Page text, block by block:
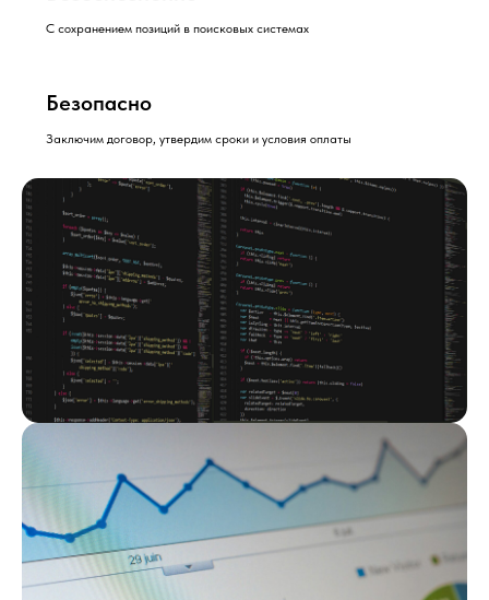
С сохранением позиций в поисковых системах
Безопасно
Заключим договор, утвердим сроки и условия оплаты
Tilda прямо сейчас — заполните форму на
ЧАСТО ЗАДАВАЕМЫЕ
ВОПРОСЫ